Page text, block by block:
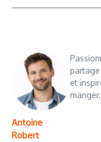
Antoine
Robert
et
manger.